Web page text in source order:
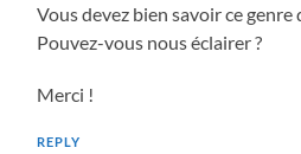
Vous devez bien savoir ce genre
Pouvez-vous nous éclairer ?
Merci !
REPLY